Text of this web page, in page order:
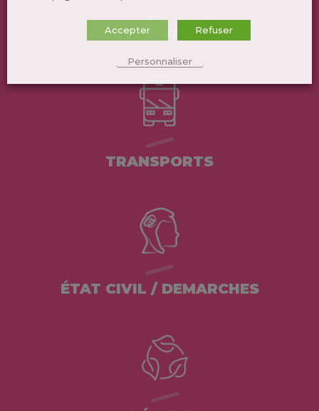
PORTAIL FAMILLE
TRANSPORTS
ÉTAT CIVIL / DEMARCHES
Accepter Refuser
Personnaliser